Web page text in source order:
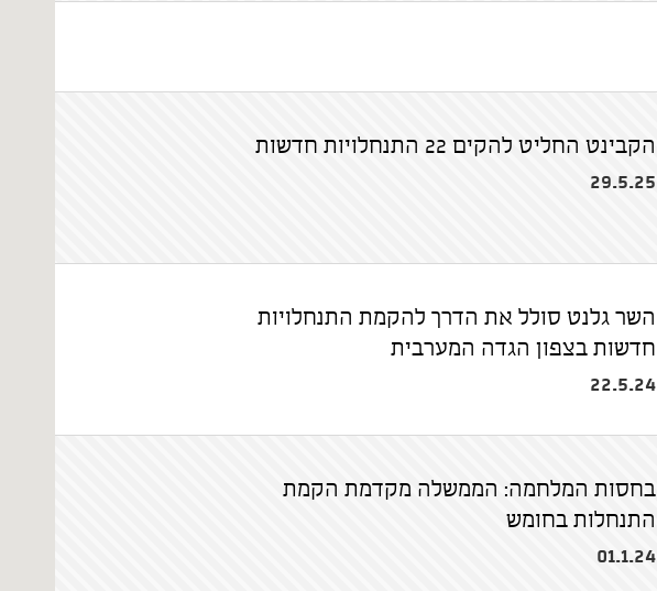
הקבינט החליט להקים 22 התנחלויות חדשות
29.5.25
השר גלנט סולל את הדרך להקמת התנחלויות
חדשות בצפון הגדה המערבית
22.5.24
בחסות המלחמה: הממשלה מקדמת הקמת
התנחלות בחומש
01.1.24